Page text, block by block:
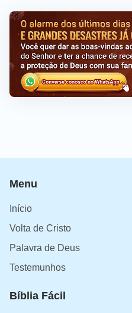
Menu
Início
Volta de Cristo
Palavra de Deus
Testemunhos
Bíblia Fácil